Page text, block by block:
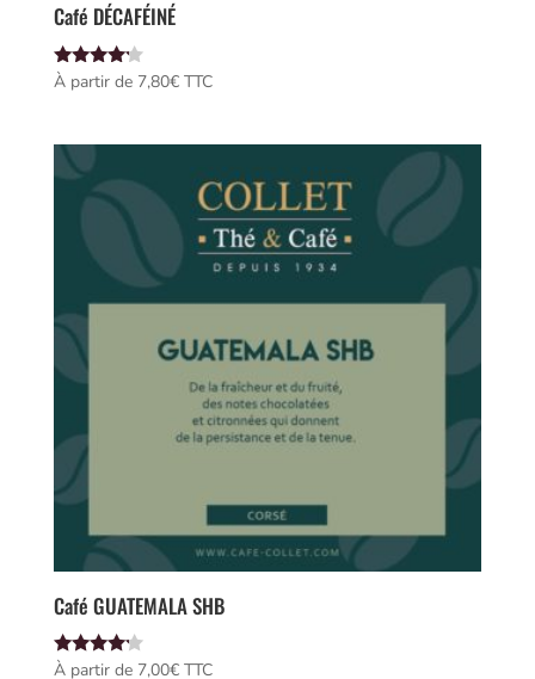
Café DÉCAFÉINÉ
Note
4.00
À partir de 7,80€ TTC
Café GUATEMALA SHB
Note
À partir de 7,00€ TTC